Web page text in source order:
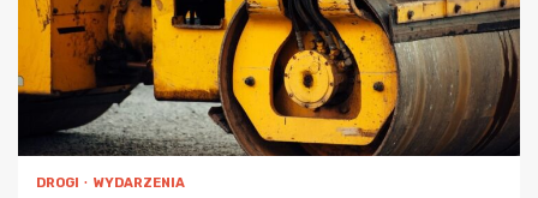
DROGI WYDARZENIA